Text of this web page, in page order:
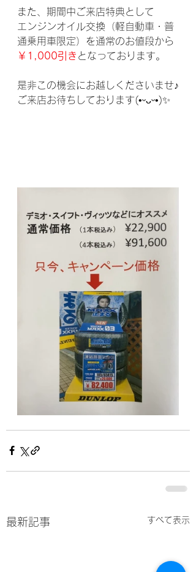
また、期間中ご来店特典として
エンジンオイル交換（軽自動車・普
通乗用車限定）を通常のお値段から
￥1,000引き となっております。
是非この機会にお越しくださいませ♪
ご来店お待ちしております(•ᵕᴗᵕ•)✨
最新記事 すべて表示